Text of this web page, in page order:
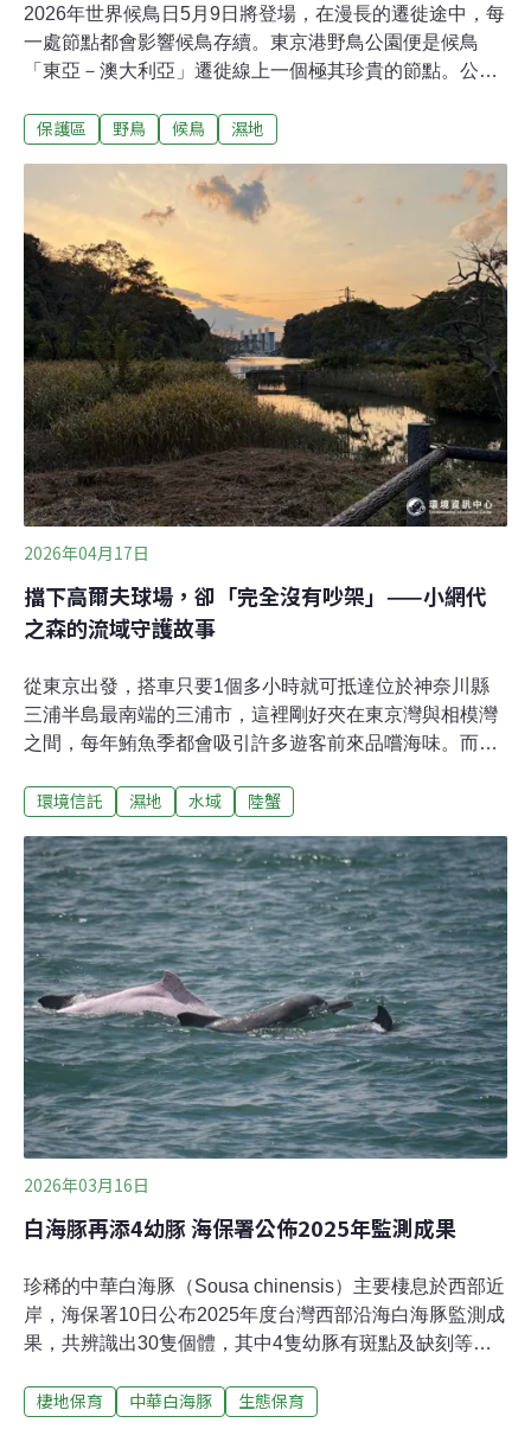
2026年世界候鳥日5月9日將登場，在漫長的遷徙途中，每
一處節點都會影響候鳥存續。東京港野鳥公園便是候鳥
「東亞－澳大利亞」遷徙線上一個極其珍貴的節點。公園
意外發展成濕地，並在當地市民的守護下，成為無可取代
頃的東京港野鳥公園位於東京都大田區，從市中心搭乘往
羽田機場方向的單軌電車，在流通中心站下車，步行15分
鐘即可抵達。我們在去年11月前往參訪，當天天氣陰涼，
早上剛下過毛毛雨，一下車站，沿途風景給人印象是冷峻
的工業區，因鄰近機場，偶爾還有飛機劃過天際。這裡還
有東京最大的批發市場大田市場，以及日本重要物流樞紐
東京流通中心（Tokyo Ryutsu Center，TRC），難以想像
有著濕地、綠地的自然保護區居然就比鄰這些施設。大田
區是一處高度填海造陸的地域，由於正面對東京灣，過去
捕魚業相當盛行，一
保護區 野鳥 候鳥 濕地
2026年04月17日
擋下高爾夫球場，卻「完全沒有吵架」——小網代
之森的流域守護故事
從東京出發，搭車只要1個多小時就可抵達位於神奈川縣
三浦半島最南端的三浦市，這裡剛好夾在東京灣與相模灣
之間，每年鮪魚季都會吸引許多遊客前來品嚐海味。而遊
東地區首都圈，唯一保留了「森林—濕地—潮間帶—海
森）。坐擁森林、濕地、海洋景緻三浦市民中心的二樓，
展示著小網代之森的緣起與生態介紹，佈告欄上貼著被稱
為「山蟹」的紅螯螳臂蟹（アカテガニ，下稱赤手螃蟹）
照片，桌上陳列販售附近店家製作的陶器紀念品，以及小
網代之森NPO的手作小物。小網代之森占地約70公頃，是
關東地區唯一完整保留「森林—濕地—潮間帶—海洋」流
域生態系的地域，這裡由神奈川縣、三浦市、神奈川綠地
信託基金會，以及NPO法人小網代野外活動協調會議四
方，依據正式協定共同管理。「當時覺得就叫森林吧，有
一種全部都是森林的感覺。」自稱「地方老爺爺」的導覽
環境信託 濕地 水域 陸蟹
2026年03月16日
白海豚再添4幼豚 海保署公佈2025年監測成果
珍稀的中華白海豚（Sousa chinensis）主要棲息於西部近
岸，海保署10日公布2025年度台灣西部沿海白海豚監測成
果，共辨識出30隻個體，其中4隻幼豚有斑點及缺刻等特
OCA074。白海豚名錄再+4 辨識個體靠斑點根據海洋委員
棲地保育 中華白海豚 生態保育